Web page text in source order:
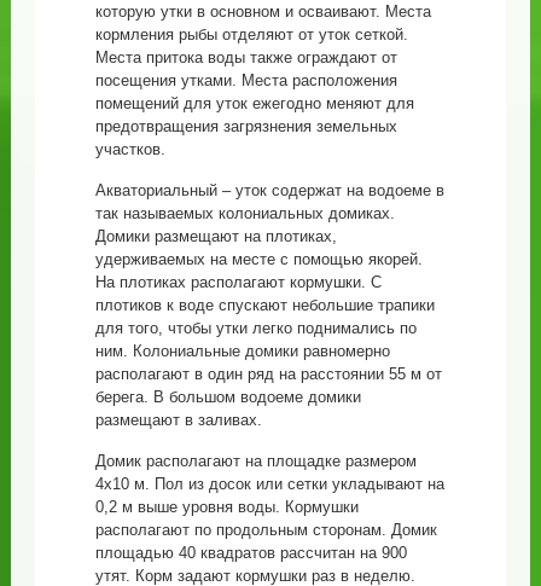
которую утки в основном и осваивают. Места
кормления рыбы отделяют от уток сеткой.
Места притока воды также ограждают от
посещения утками. Места расположения
помещений для уток ежегодно меняют для
предотвращения загрязнения земельных
участков.
Акваториальный – уток содержат на водоеме в
так называемых колониальных домиках.
Домики размещают на плотиках,
удерживаемых на месте с помощью якорей.
На плотиках располагают кормушки. С
плотиков к воде спускают небольшие трапики
для того, чтобы утки легко поднимались по
ним. Колониальные домики равномерно
располагают в один ряд на расстоянии 55 м от
берега. В большом водоеме домики
размещают в заливах.
Домик располагают на площадке размером
4x10 м. Пол из досок или сетки укладывают на
0,2 м выше уровня воды. Кормушки
располагают по продольным сторонам. Домик
площадью 40 квадратов рассчитан на 900
утят. Корм задают кормушки раз в неделю.